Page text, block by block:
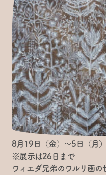
8月19日（金）〜5日（月）
※展示は26日まで
ワィエダ兄弟のワルリ画